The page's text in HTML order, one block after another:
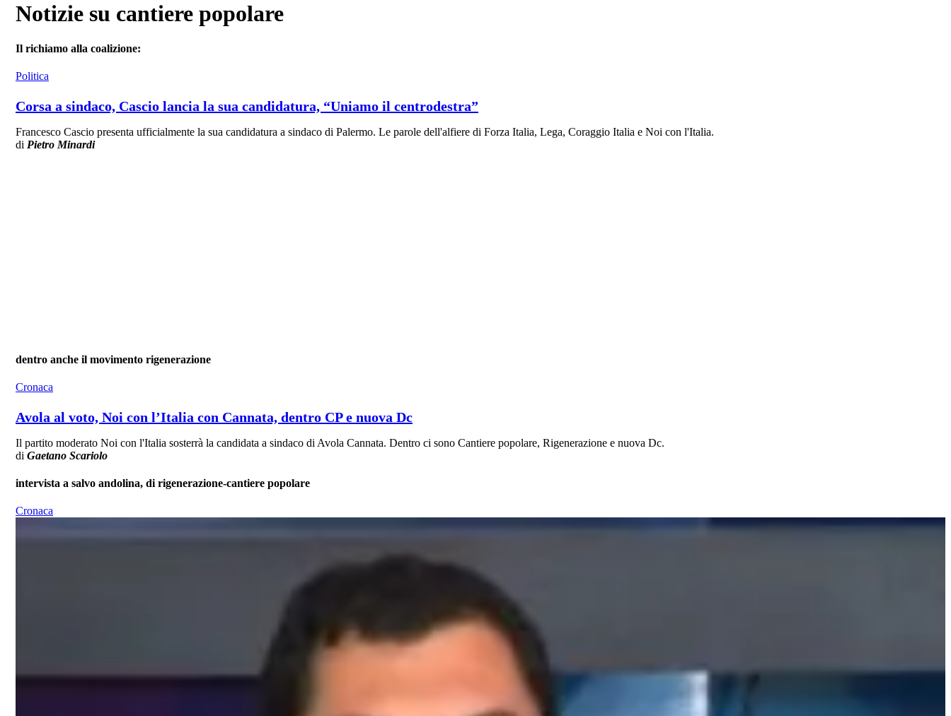
Notizie su cantiere popolare
Il richiamo alla coalizione:
Politica
Corsa a sindaco, Cascio lancia la sua candidatura, “Uniamo il centrodestra”
Francesco Cascio presenta ufficialmente la sua candidatura a sindaco di Palermo. Le parole dell'alfiere di Forza Italia, Lega, Coraggio Italia e Noi con l'Italia.
di Pietro Minardi
dentro anche il movimento rigenerazione
Cronaca
Avola al voto, Noi con l’Italia con Cannata, dentro CP e nuova Dc
Il partito moderato Noi con l'Italia sosterrà la candidata a sindaco di Avola Cannata. Dentro ci sono Cantiere popolare, Rigenerazione e nuova Dc.
di Gaetano Scariolo
intervista a salvo andolina, di rigenerazione-cantiere popolare
Cronaca